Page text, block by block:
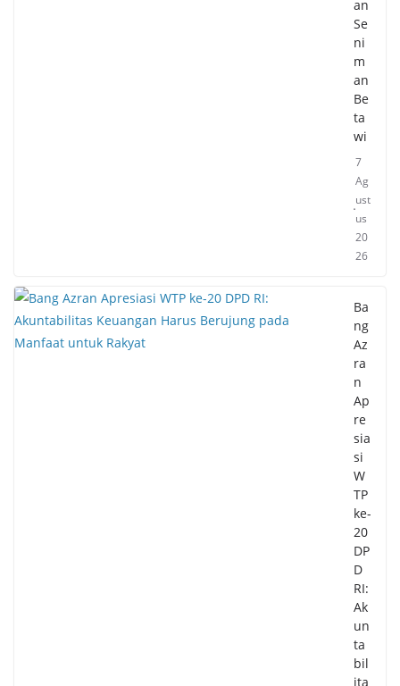
an
Se
ni
m
an
Be
ta
wi
7
Ag
ust
us
20
26
Ba
ng
Az
ra
n
Ap
re
sia
si
W
TP
ke-
20
DP
D
RI:
Ak
un
ta
bil
ita